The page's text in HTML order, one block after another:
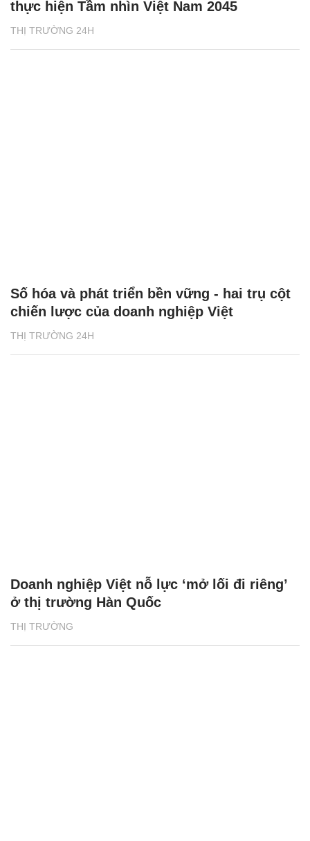
THỊ TRƯỜNG 24H
thực hiện Tầm nhìn Việt Nam 2045
THỊ TRƯỜNG 24H
Số hóa và phát triển bền vững - hai trụ cột
chiến lược của doanh nghiệp Việt
THỊ TRƯỜNG
Doanh nghiệp Việt nỗ lực ‘mở lối đi riêng’
ở thị trường Hàn Quốc